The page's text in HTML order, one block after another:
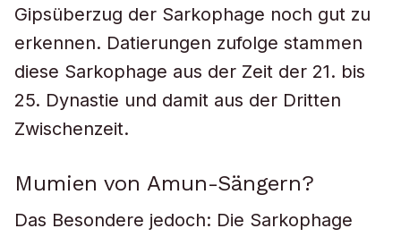
Gipsüberzug der Sarkophage noch gut zu
erkennen. Datierungen zufolge stammen
diese Sarkophage aus der Zeit der 21. bis
25. Dynastie und damit aus der Dritten
Zwischenzeit.
Mumien von Amun-Sängern?
Das Besondere jedoch: Die Sarkophage